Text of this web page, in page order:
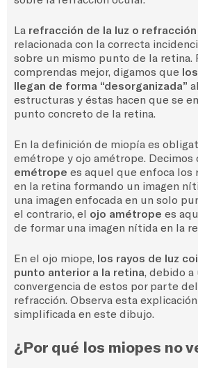
La refracción de la luz o
relacionada con la correcta
sobre un mismo punto de la retina.
comprendas mejor, digamos que
llegan de forma “desorganizada”
estructuras y éstas hacen que se
punto concreto de la retina.
En la definición de miopía es
emétrope y ojo amétrope. Decimos
emétrope es aquel que enfoca los
en la retina formando un imagen
una imagen enfocada en un solo
el contrario, el ojo amétrope es
de formar una imagen nítida en la
En el ojo miope, los rayos de luz
punto anterior a la retina , debido
convergencia de estos por parte
refracción. Observa esta
simplificada en este dibujo.
¿Por qué los miopes no